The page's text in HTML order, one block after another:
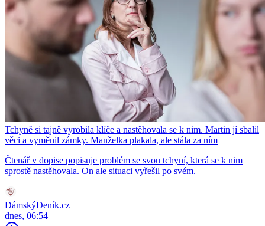
Tchyně si tajně vyrobila klíče a nastěhovala se k nim. Martin jí sbalil
věci a vyměnil zámky. Manželka plakala, ale stála za ním
Čtenář v dopise popisuje problém se svou tchyní, která se k nim
sprostě nastěhovala. On ale situaci vyřešil po svém.
DámskýDeník.cz
dnes, 06:54